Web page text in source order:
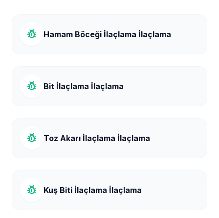
pest_control Hamam Böceği İlaçlama İlaçlama
pest_control Bit İlaçlama İlaçlama
pest_control Toz Akarı İlaçlama İlaçlama
pest_control Kuş Biti İlaçlama İlaçlama